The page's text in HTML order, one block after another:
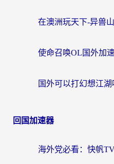
回国加速器